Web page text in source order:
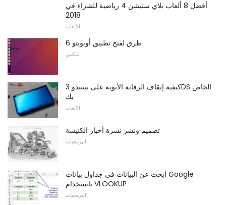
أفضل 8 ألعاب بلاي ستيشن 4 رياضية للشراء في
2018
الألعاب
6 طرق لفتح تطبيق أوبونتو
لينكس
كيفية إيقاف الرقابة الأبوية على نينتندو 3DS الخاص
بك
الألعاب
تصميم ونشر نشرة أخبار الكنيسة
البرمجيات
ابحث عن البيانات في جداول بيانات Google
باستخدام VLOOKUP
البرمجيات